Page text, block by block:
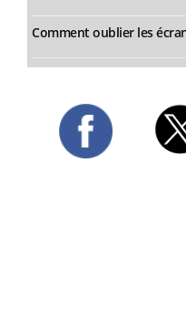
Comment oublier les